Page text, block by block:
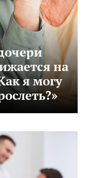
на
я могу